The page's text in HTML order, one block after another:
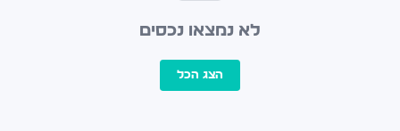
לא נמצאו נכסים
הצג הכל